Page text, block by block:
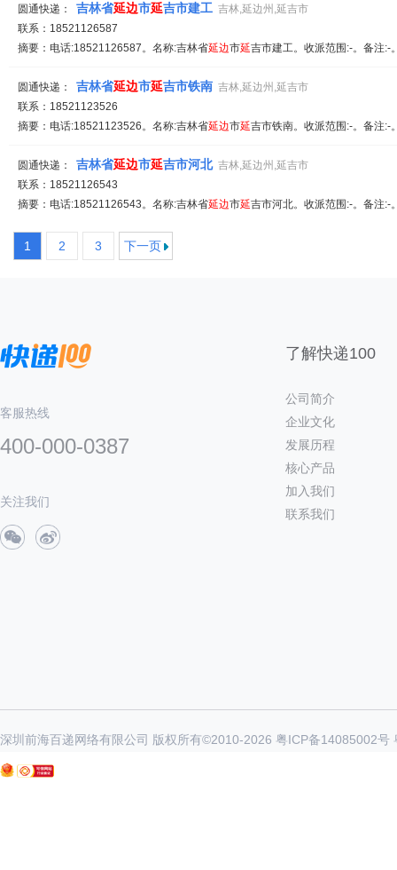
圆通快递： 吉林省延边市延吉市建工 吉林,延边州,延吉市
联系：18521126587
摘要：电话:18521126587。名称:吉林省延边市延吉市建工。收派范围:-。备注
圆通快递： 吉林省延边市延吉市铁南 吉林,延边州,延吉市
联系：18521123526
摘要：电话:18521123526。名称:吉林省延边市延吉市铁南。收派范围:-。备注
圆通快递： 吉林省延边市延吉市河北 吉林,延边州,延吉市
联系：18521126543
摘要：电话:18521126543。名称:吉林省延边市延吉市河北。收派范围:-。备注
1 2 3 下一页
客服热线
400-000-0387
关注我们
了解快递100
公司简介
企业文化
发展历程
核心产品
加入我们
联系我们
深圳前海百递网络有限公司 版权所有©2010-2026 粤ICP备14085002号